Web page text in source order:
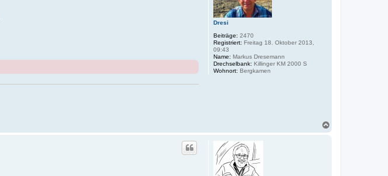
Dresi
Beiträge: 2470
Registriert: Freitag 18. Oktober 2013,
09:43
Name: Markus Dresemann
Drechselbank: Killinger KM 2000 S
Wohnort: Bergkamen